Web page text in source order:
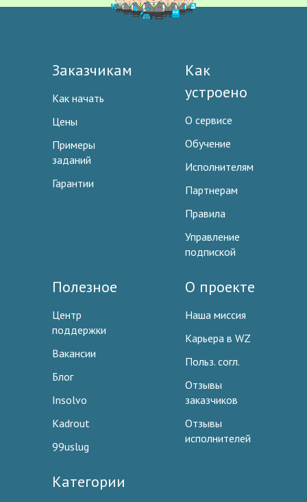
Заказчикам
Как начать
Цены
Примеры
заданий
Гарантии
Как
устроено
О сервисе
Обучение
Исполнителям
Партнерам
Правила
Управление
подпиской
Полезное
Центр
поддержки
Вакансии
Блог
Insolvo
Kadrout
99uslug
О проекте
Наша миссия
Карьера в WZ
Польз. согл.
Отзывы
заказчиков
Отзывы
исполнителей
Категории